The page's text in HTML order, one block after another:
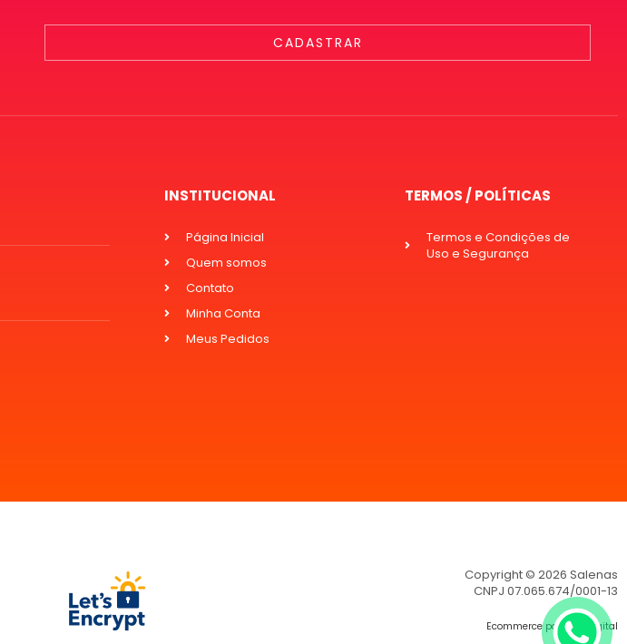
CADASTRAR
INSTITUCIONAL
Página Inicial
Quem somos
Contato
Minha Conta
Meus Pedidos
TERMOS / POLÍTICAS
Termos e Condições de
Uso e Segurança
Copyright © 2026 Salenas
CNPJ 07.065.674/0001-13
Ecommerce por Flow Digital